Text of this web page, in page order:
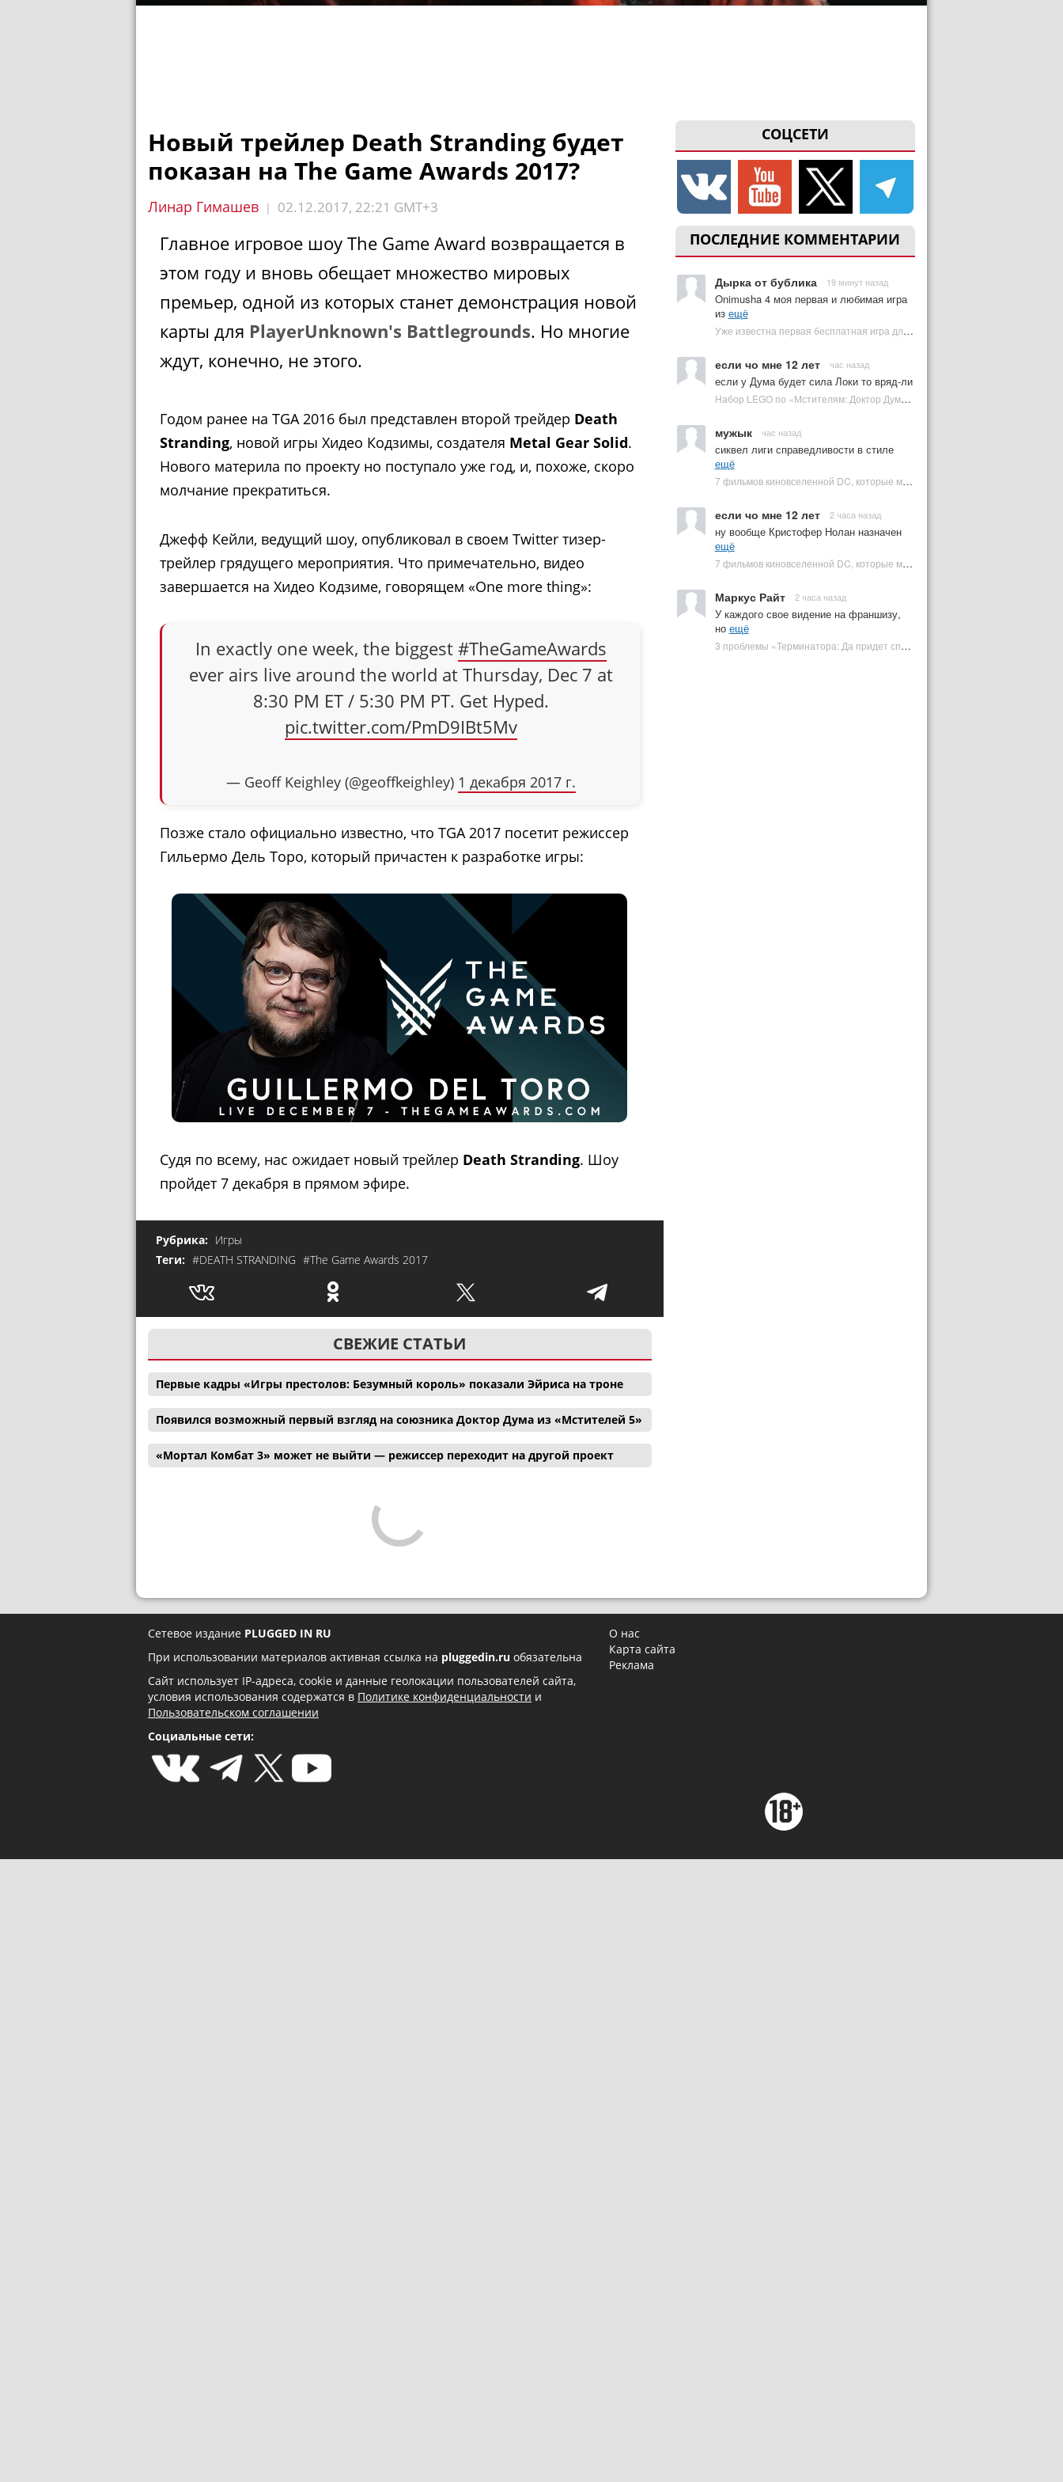
СОЦСЕТИ
ПОСЛЕДНИЕ КОММЕНТАРИИ
Дырка от бублика 19 минут назад
Onimusha 4 моя первая и любимая игра
из ещё
Уже известна первая бесплатная игра для PS Plus Premium за август 2026 | Plugged In Ru
если чо мне 12 лет час назад
если у Дума будет сила Локи то вряд-ли
Набор LEGO по «Мстителям: Доктор Дум» раскрыл костюм Часового | Plugged In Ru
мужык час назад
сиквел лиги справедливости в стиле
ещё
7 фильмов киновселенной DC, которые может снять Зак Снайдер | Plugged In Ru
если чо мне 12 лет 2 часа назад
ну вообще Кристофер Нолан назначен
ещё
7 фильмов киновселенной DC, которые может снять Зак Снайдер | Plugged In Ru
Маркус Райт 2 часа назад
У каждого свое видение на франшизу,
но ещё
3 проблемы «Терминатора: Да придет спаситель», которые испортили фильм | Plugged In Ru
Новый трейлер Death Stranding будет
показан на The Game Awards 2017?
Линар Гимашев | 02.12.2017, 22:21 GMT+3
Главное игровое шоу The Game Award возвращается в
этом году и вновь обещает множество мировых
премьер, одной из которых станет демонстрация новой
карты для PlayerUnknown's Battlegrounds. Но многие
ждут, конечно, не этого.
Годом ранее на TGA 2016 был представлен второй трейдер Death
Stranding, новой игры Хидео Кодзимы, создателя Metal Gear Solid.
Нового материла по проекту но поступало уже год, и, похоже, скоро
молчание прекратиться.
Джефф Кейли, ведущий шоу, опубликовал в своем Twitter тизер-
трейлер грядущего мероприятия. Что примечательно, видео
завершается на Хидео Кодзиме, говорящем «One more thing»:
In exactly one week, the biggest #TheGameAwards
ever airs live around the world at Thursday, Dec 7 at
8:30 PM ET / 5:30 PM PT. Get Hyped.
pic.twitter.com/PmD9IBt5Mv
— Geoff Keighley (@geoffkeighley) 1 декабря 2017 г.
Позже стало официально известно, что TGA 2017 посетит режиссер
Гильермо Дель Торо, который причастен к разработке игры:
Судя по всему, нас ожидает новый трейлер Death Stranding. Шоу
пройдет 7 декабря в прямом эфире.
Рубрика: Игры
Теги: #DEATH STRANDING #The Game Awards 2017
СВЕЖИЕ СТАТЬИ
Первые кадры «Игры престолов: Безумный король» показали Эйриса на троне
Появился возможный первый взгляд на союзника Доктор Дума из «Мстителей 5»
«Мортал Комбат 3» может не выйти — режиссер переходит на другой проект
Сетевое издание PLUGGED IN RU
При использовании материалов активная ссылка на pluggedin.ru обязательна
Сайт использует IP-адреса, cookie и данные геолокации пользователей сайта,
условия использования содержатся в Политике конфиденциальности и
Пользовательском соглашении
Социальные сети:
О нас
Карта сайта
Реклама